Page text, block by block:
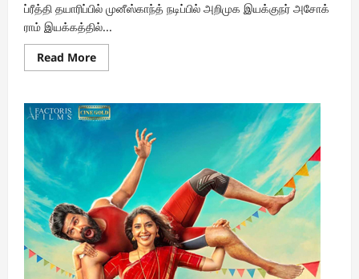
ப்ரீத்தி தயாரிப்பில் முனீஸ்காந்த் நடிப்பில் அறிமுக இயக்குநர் அசோக்
ராம் இயக்கத்தில்...
Read MoreRead
more
பி
சினிமாஸ்
நிறுவனம்
தயாரிக்கும்
புரொடக்ஷன்
படத்தின்
தொடக்க
விழா